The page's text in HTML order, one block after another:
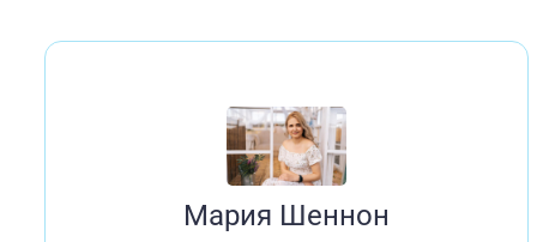
Мария Шеннон